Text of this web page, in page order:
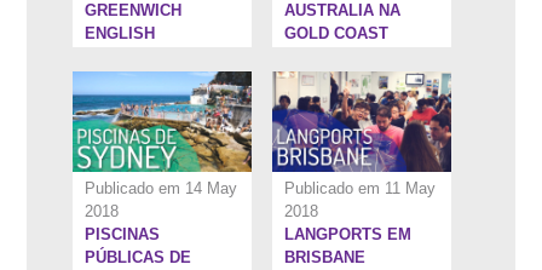
GREENWICH
ENGLISH
AUSTRALIA NA
GOLD COAST
Publicado em 14 May
2018
PISCINAS
PÚBLICAS DE
Publicado em 11 May
2018
LANGPORTS EM
BRISBANE